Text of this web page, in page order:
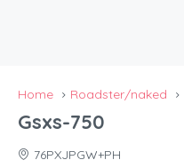
Home Roadster/naked
Gsxs-750
76PXJPGW+PH